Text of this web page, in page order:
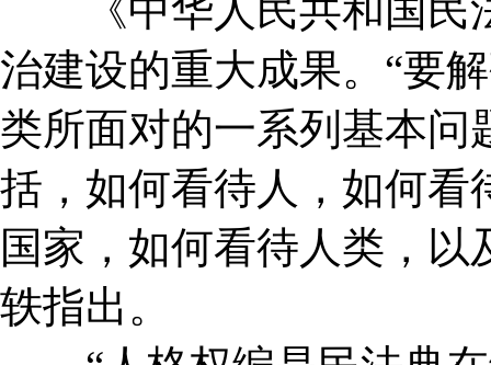
《中华人民共和国民
治建设的重大成果。“要
类所面对的一系列基本问
括，如何看待人，如何看
国家，如何看待人类，以
轶指出。